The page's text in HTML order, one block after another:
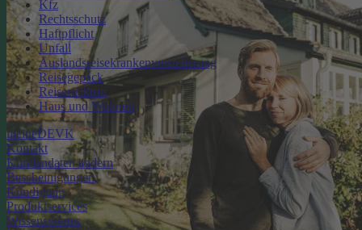
Kfz
Rechtsschutz
Haftpflicht
Unfall
Auslandsreisekrankenversicherung
Reisegepäck
Reiserücktritt
Haus und Wohnen
meineDEVK
Kontakt
Kundendaten ändern
Bescheinigungen
Kündigung
Produktservices
Wissenswertes